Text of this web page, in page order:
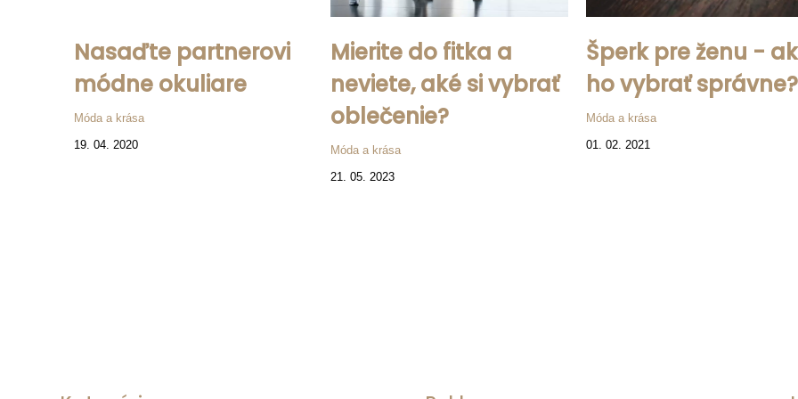
Nasaďte partnerovi
módne okuliare
Móda a krása
19. 04. 2020
Mierite do fitka a
neviete, aké si vybrať
oblečenie?
Móda a krása
21. 05. 2023
Šperk pre ženu -
ho vybrať správne?
Móda a krása
01. 02. 2021